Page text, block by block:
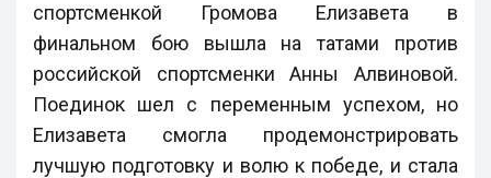
спортсменкой Громова Елизавета в
финальном бою вышла на татами против
российской спортсменки Анны Алвиновой.
Поединок шел с переменным успехом, но
Елизавета смогла продемонстрировать
лучшую подготовку и волю к победе, и стала